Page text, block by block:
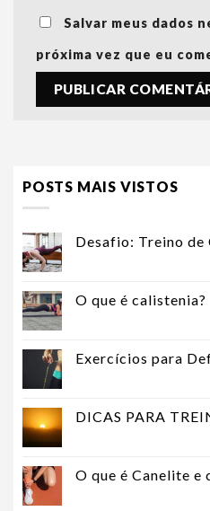
Salvar meus dados
próxima vez que eu
POSTS MAIS VISTOS
Desafio: Treino de
O que é calistenia?
Exercícios para
DICAS PARA
O que é Canelite e